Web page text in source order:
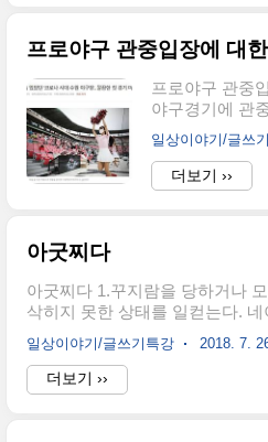
을 명확하고 적
로나는 여러 면
도 변하고 있으
일으킬 것입니
말과 영상이 독
물론 지금도 그
프로야구 관중입장에 대
프로야구 관중
야구경기에 관
늘 수원에서 있
정부의 프로야
KBO는 26일부
렇다고 모든 좌
리 이동을 금했
의 팬들은 미리
런데 야구 행사
일상이야기/글쓰
더보기 ››
아굿찌다
아굿찌다 1.꾸지람을 당하거나
삭히지 못한 상태를 일컫는다.
는 말은,남이 잘되거나 좋은 것을
샘이나고 욕심이 나다 라는 뜻으
행하는 말이다.
일상이야기/글쓰기특강 2018. 7.
더보기 ››